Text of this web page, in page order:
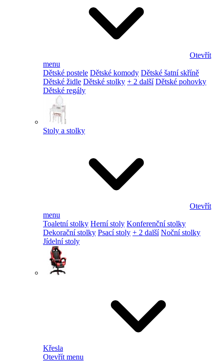
Otevřít
menu
Dětské postele Dětské komody Dětské šatní skříně
Dětské židle Dětské stolky + 2 další Dětské pohovky
Dětské regály
Stoly a stolky
Otevřít
menu
Toaletní stolky Herní stoly Konferenční stolky
Dekorační stolky Psací stoly + 2 další Noční stolky
Jídelní stoly
Křesla
Otevřít menu